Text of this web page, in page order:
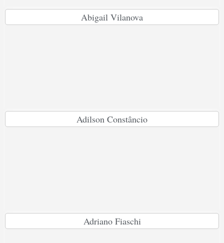
Abigail Vilanova
Adilson Constâncio
Adriano Fiaschi